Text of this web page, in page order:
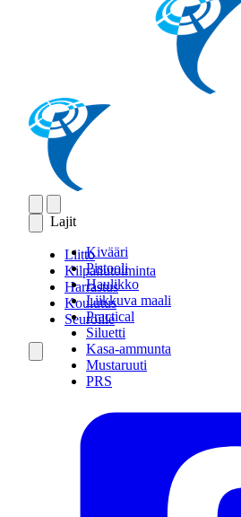
Lajit
Kivääri
Pistooli
Haulikko
Liikkuva maali
Practical
Siluetti
Kasa-ammunta
Mustaruuti
PRS
Liitto
Kilpailutoiminta
Harrastus
Koulutus
Seuroille